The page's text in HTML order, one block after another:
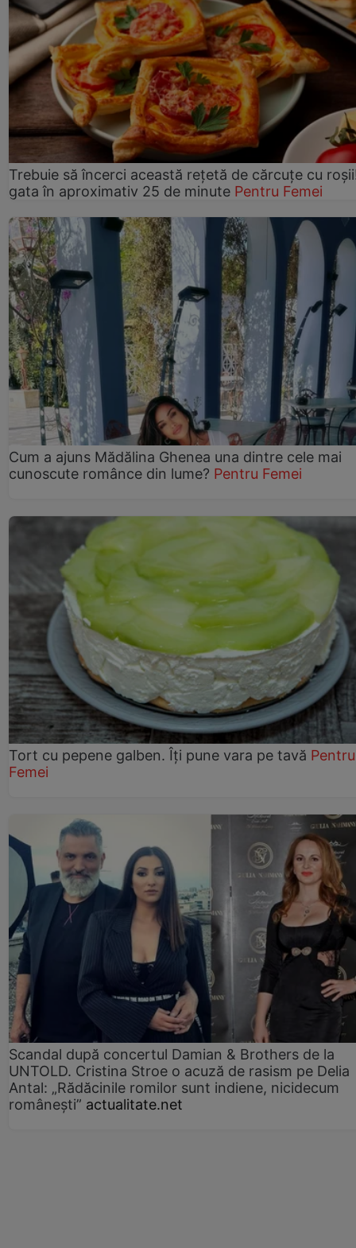
Trebuie să încerci această rețetă de cărcuțe cu
gata în aproximativ 25 de minute Pentru Femei
Cum a ajuns Mădălina Ghenea una dintre cele mai
cunoscute românce din lume? Pentru Femei
Tort cu pepene galben. Îți pune vara pe tavă Pentru
Femei
Scandal după concertul Damian & Brothers de la
UNTOLD. Cristina Stroe o acuză de rasism pe Delia
Antal: „Rădăcinile romilor sunt indiene, nicidecum
românești” actualitate.net